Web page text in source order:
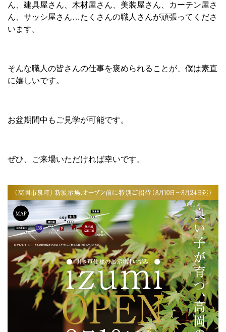
ん、建具屋さん、木材屋さん、美装屋さん、カーテン屋さ
ん、サッシ屋さん…たくさんの職人さんが頑張ってくださ
います。
そんな職人の皆さんの仕事を褒められることが、僕は素直
に嬉しいです。
お盆期間中もご見学が可能です。
ぜひ、ご来場いただければ幸いです。